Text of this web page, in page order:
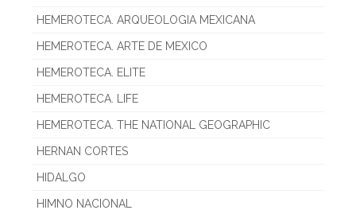
HEMEROTECA. ARQUEOLOGIA MEXICANA
HEMEROTECA. ARTE DE MEXICO
HEMEROTECA. ELITE
HEMEROTECA. LIFE
HEMEROTECA. THE NATIONAL GEOGRAPHIC
HERNAN CORTES
HIDALGO
HIMNO NACIONAL